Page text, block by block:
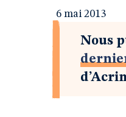
6 mai 2013
Nous